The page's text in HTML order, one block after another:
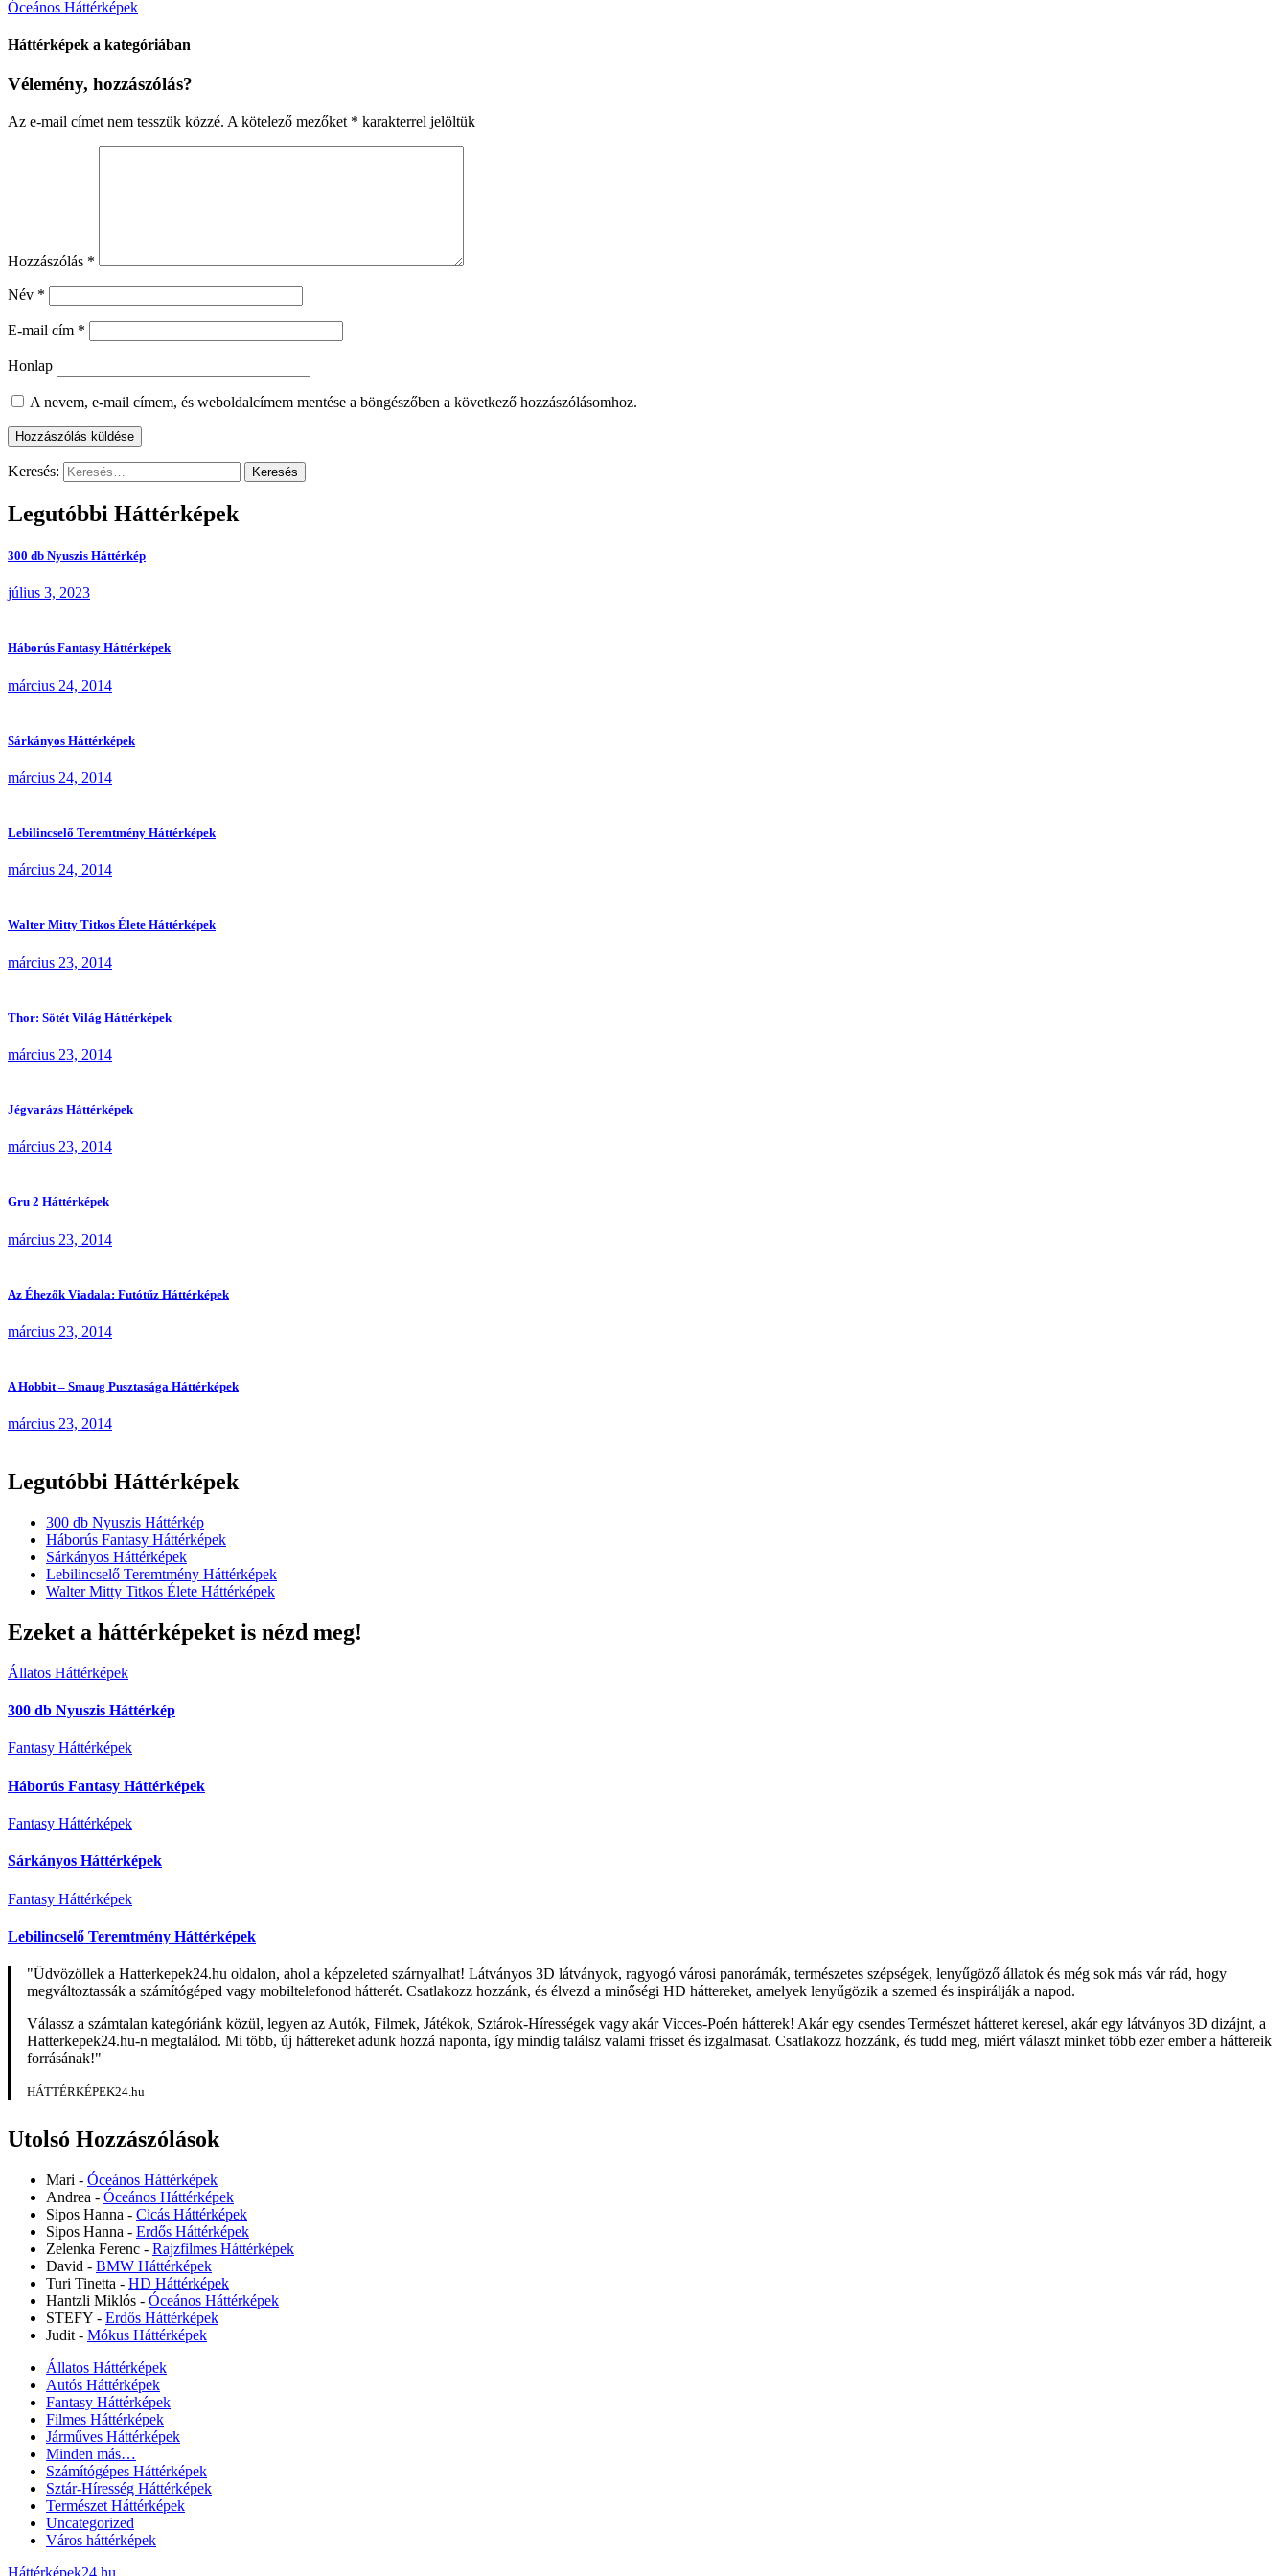
Óceános Háttérképek
Háttérképek a kategóriában
Vélemény, hozzászólás?
Az e-mail címet nem tesszük közzé. A kötelező mezőket * karakterrel jelöltük
Hozzászólás *
Név *
E-mail cím *
Honlap
A nevem, e-mail címem, és weboldalcímem mentése a böngészőben a következő hozzászólásomhoz.
Keresés:
Legutóbbi Háttérképek
300 db Nyuszis Háttérkép
július 3, 2023
Háborús Fantasy Háttérképek
március 24, 2014
Sárkányos Háttérképek
március 24, 2014
Lebilincselő Teremtmény Háttérképek
március 24, 2014
Walter Mitty Titkos Élete Háttérképek
március 23, 2014
Thor: Sötét Világ Háttérképek
március 23, 2014
Jégvarázs Háttérképek
március 23, 2014
Gru 2 Háttérképek
március 23, 2014
Az Éhezők Viadala: Futótűz Háttérképek
március 23, 2014
A Hobbit – Smaug Pusztasága Háttérképek
március 23, 2014
Legutóbbi Háttérképek
300 db Nyuszis Háttérkép
Háborús Fantasy Háttérképek
Sárkányos Háttérképek
Lebilincselő Teremtmény Háttérképek
Walter Mitty Titkos Élete Háttérképek
Ezeket a háttérképeket is nézd meg!
Állatos Háttérképek
300 db Nyuszis Háttérkép
Fantasy Háttérképek
Háborús Fantasy Háttérképek
Fantasy Háttérképek
Sárkányos Háttérképek
Fantasy Háttérképek
Lebilincselő Teremtmény Háttérképek
"Üdvözöllek a Hatterkepek24.hu oldalon, ahol a képzeleted szárnyalhat! Látványos 3D látványok, ragyogó városi panorámák, természetes szépségek, lenyűgöző állatok és még sok más vár rád, hogy
megváltoztassák a számítógéped vagy mobiltelefonod hátterét. Csatlakozz hozzánk, és élvezd a minőségi HD háttereket, amelyek lenyűgözik a szemed és inspirálják a napod.
Válassz a számtalan kategóriánk közül, legyen az Autók, Filmek, Játékok, Sztárok-Hírességek vagy akár Vicces-Poén hátterek! Akár egy csendes Természet hátteret keresel, akár egy látványos 3D dizájnt, a
Hatterkepek24.hu-n megtalálod. Mi több, új háttereket adunk hozzá naponta, így mindig találsz valami frisset és izgalmasat. Csatlakozz hozzánk, és tudd meg, miért választ minket több ezer ember a háttereik
forrásának!"
HÁTTÉRKÉPEK24.hu
Utolsó Hozzászólások
Mari - Óceános Háttérképek
Andrea - Óceános Háttérképek
Sipos Hanna - Cicás Háttérképek
Sipos Hanna - Erdős Háttérképek
Zelenka Ferenc - Rajzfilmes Háttérképek
David - BMW Háttérképek
Turi Tinetta - HD Háttérképek
Hantzli Miklós - Óceános Háttérképek
STEFY - Erdős Háttérképek
Judit - Mókus Háttérképek
Állatos Háttérképek
Autós Háttérképek
Fantasy Háttérképek
Filmes Háttérképek
Járműves Háttérképek
Minden más…
Számítógépes Háttérképek
Sztár-Híresség Háttérképek
Természet Háttérképek
Uncategorized
Város háttérképek
Háttérképek24.hu